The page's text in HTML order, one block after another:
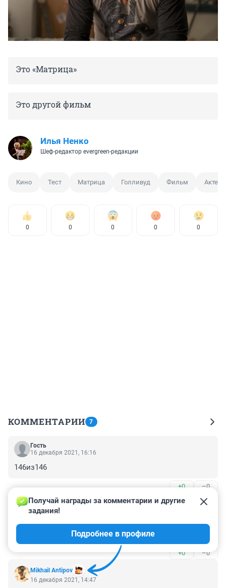
Это «Матрица»
Это другой фильм
Илья Ненко
Шеф-редактор evergreen-редакции
Кино Тест Матрица Голливуд Фильм Актер
0 0 0 0 0
КОММЕНТАРИИ 7
Гость
16 декабря 2021, 16:16
146из146
+0 –0
Гость
16 декабря 2021, 15:08
13 с пальца
Один из фильмов не смотрел - надо будет заценить
+0 –0
Mikhail Antipov
Получай награды за комментарии и другие
задания!
Подробнее в профиле
16 декабря 2021, 14:47